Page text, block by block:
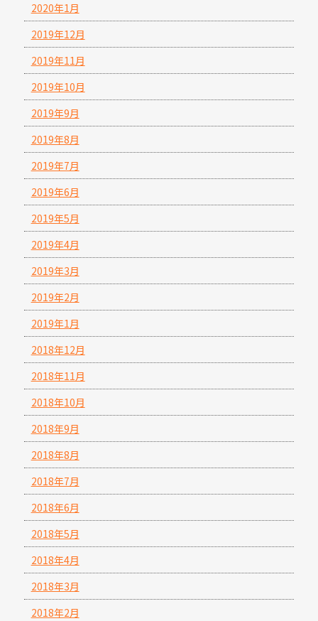
2020年1月
2019年12月
2019年11月
2019年10月
2019年9月
2019年8月
2019年7月
2019年6月
2019年5月
2019年4月
2019年3月
2019年2月
2019年1月
2018年12月
2018年11月
2018年10月
2018年9月
2018年8月
2018年7月
2018年6月
2018年5月
2018年4月
2018年3月
2018年2月